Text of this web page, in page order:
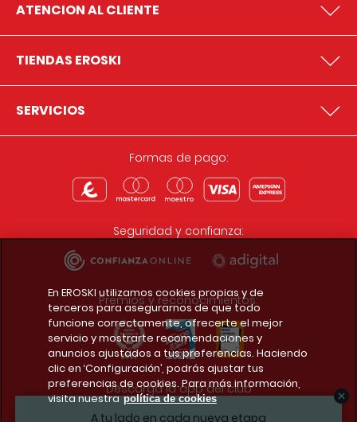
A tu lado en cada nueva etapa
ATENCION AL CLIENTE
TIENDAS EROSKI
SERVICIOS
Formas de pago:
Seguridad y confianza:
Premios y reconocimientos:
Descarga la app del club
En EROSKI utilizamos cookies propias y de
terceros para asegurarnos de que todo
funcione correctamente, ofrecerte el mejor
servicio y mostrarte recomendaciones y
anuncios ajustados a tus preferencias. Haciendo
clic en ‘Configuración’, podrás ajustar tus
preferencias de cookies. Para más información,
visita nuestra política de cookies